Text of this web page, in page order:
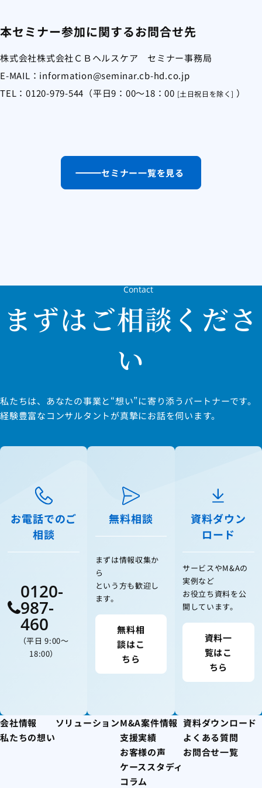
本セミナー参加に関するお問合せ先
株式会社株式会社ＣＢヘルスケア セミナー事務局
E-MAIL：information@seminar.cb-hd.co.jp
TEL：0120-979-544（平日9：00～18：00 [土日祝日を除く] ）
セミナー一覧を見る
Contact
まずはご相談くださ
い
私たちは、あなたの事業と“想い”に寄り添うパートナーです。
経験豊富なコンサルタントが真摯にお話を伺います。
お電話でのご
相談
0120-
987-
460
（平日 9:00〜
18:00）
無料相談
まずは情報収集か
ら
という方も歓迎し
ます。
無料相
談はこ
ちら
資料ダウン
ロード
サービスやM&Aの
実例など
お役立ち資料を公
開しています。
資料一
覧はこ
ちら
会社情報
私たちの想い
ソリューションM&A案件情報
支援実績
お客様の声
ケーススタディ
コラム
資料ダウンロード
よくある質問
お問合せ一覧